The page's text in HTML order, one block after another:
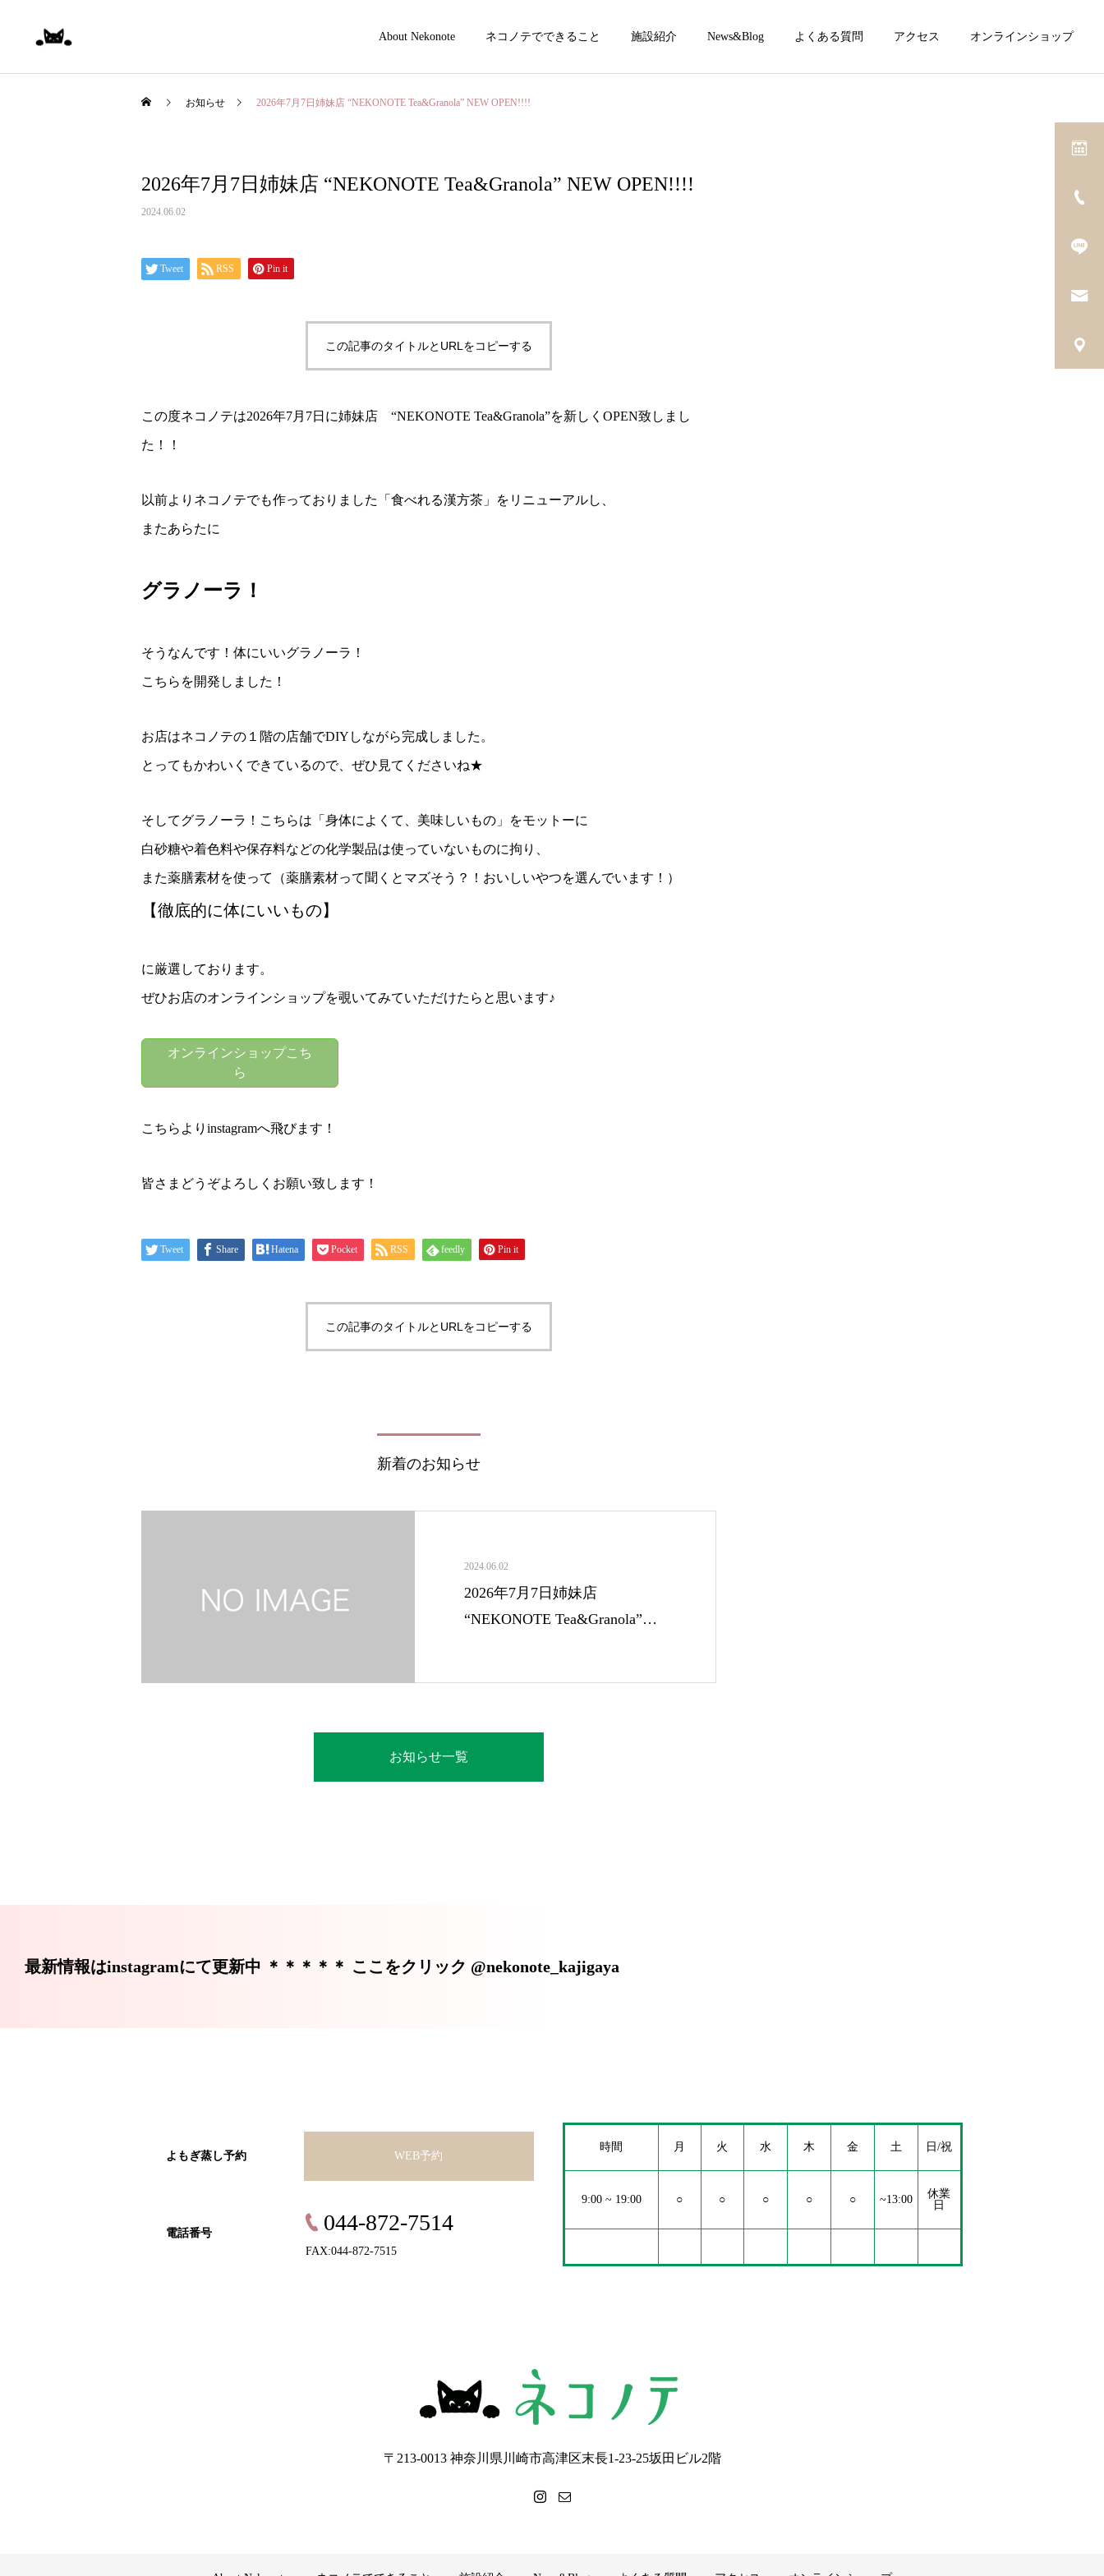
About Nekonote ネコノテでできること 施設紹介 News&Blog よくある質問 アクセス オンラインショップ
保険調剤 漢方相談 漢方よもぎ蒸し
お知らせ 2026年7月7日姉妹店 “NEKONOTE Tea&Granola” NEW OPEN!!!!
2026年7月7日姉妹店 “NEKONOTE Tea&Granola” NEW OPEN!!!!
2024.06.02
Tweet RSS Pin it
この記事のタイトルとURLをコピーする
この度ネコノテは2026年7月7日に姉妹店 “NEKONOTE Tea&Granola”を新しくOPEN致しまし
た！！
以前よりネコノテでも作っておりました「食べれる漢方茶」をリニューアルし、
またあらたに
グラノーラ！
そうなんです！体にいいグラノーラ！
こちらを開発しました！
お店はネコノテの１階の店舗でDIYしながら完成しました。
とってもかわいくできているので、ぜひ見てくださいね★
そしてグラノーラ！こちらは「身体によくて、美味しいもの」をモットーに
白砂糖や着色料や保存料などの化学製品は使っていないものに拘り、
また薬膳素材を使って（薬膳素材って聞くとマズそう？！おいしいやつを選んでいます！）
【徹底的に体にいいもの】
に厳選しております。
ぜひお店のオンラインショップを覗いてみていただけたらと思います♪
オンラインショップこち
ら
こちらよりinstagramへ飛びます！
皆さまどうぞよろしくお願い致します！
Tweet Share Hatena Pocket RSS feedly Pin it
この記事のタイトルとURLをコピーする
新着のお知らせ
2024.06.02
2026年7月7日姉妹店
“NEKONOTE Tea&Granola”
お知らせ一覧
最新情報はinstagramにて更新中 ＊＊＊＊＊ ここをクリック @nekonote_kajigaya
よもぎ蒸し予約 WEB予約
電話番号 044-872-7514
FAX:044-872-7515
時間 月 火 水 木 金 土 日/祝
9:00 ~ 19:00 ○ ○ ○ ○ ○ ~13:00
休業
日
〒213-0013 神奈川県川崎市高津区末長1-23-25坂田ビル2階